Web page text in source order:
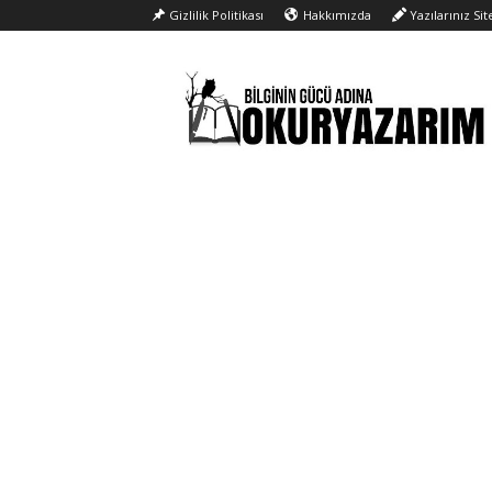
Gizlilik Politikası Hakkımızda Yazılarınız
Yazarım